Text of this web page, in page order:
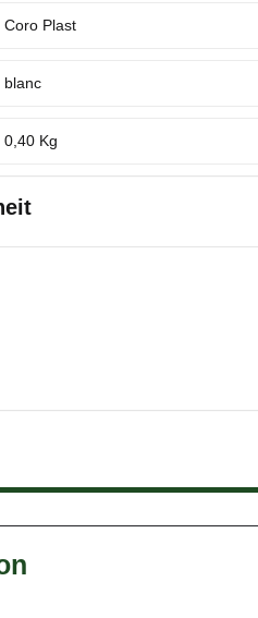
Coro Plast
blanc
0,40 Kg